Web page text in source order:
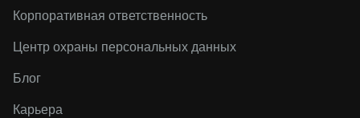
Корпоративная ответственность
Центр охраны персональных данных
Блог
Карьера